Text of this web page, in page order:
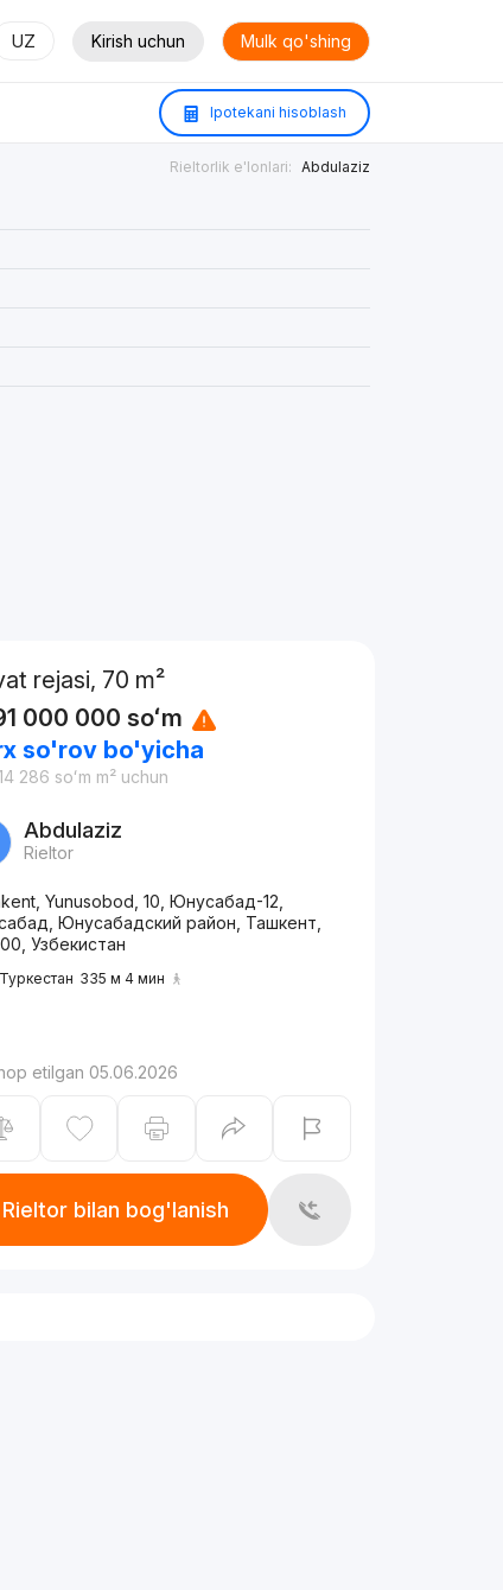
UZ Kirish uchun Mulk qo'shing
Ipotekani hisoblash
Rieltorlik e'lonlari: Abdulaziz
rejasi, 70 m²
000 000 soʻm
so'rov bo'yicha
286 soʻm m² uchun
Abdulaziz
Rieltor
Yunusobod, 10, Юнусабад-12,
Юнусабадский район, Ташкент,
Узбекистан
Туркестан 335 м 4 мин
etilgan 05.06.2026
Rieltor bilan bog'lanish